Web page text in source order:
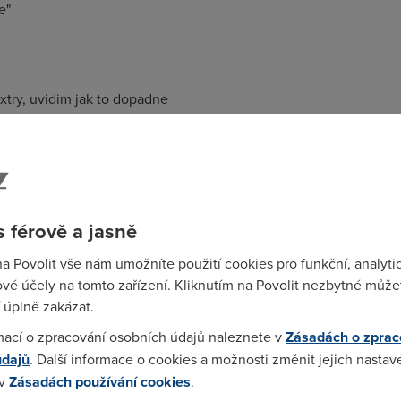
uvidim jak to dopadne
/ vecer to cca 1-2 za hodinu na cca minutu vytuhne.
pripojeny a pripojuje se. Take jsem to na Nextre
to smysl. Nextra dela mrtvyho brouka a nic se nedeje. Vyresil
zije karneval!
férově a jasně
Povolit vše nám umožníte použití cookies pro funkční,
účely na tomto zařízení. Kliknutím na Povolit nezbytné
zakázat.
o zpracování osobních údajů naleznete vZásadách o
. Další informace o cookies a možnosti změnit jejich
Zásadách používání cookies.